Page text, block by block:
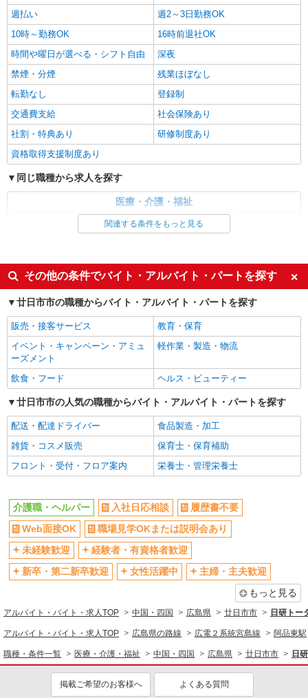
広島県廿日市市 【最寄駅】広電阿品駅 ★マイ
カー・バイク通勤もOK！（規定あり）
キープ
派遣社員
株式会社kotrio /●HR-H-2078508
＼収入アップを全面サポート／小規模デイ
STAFF|資格支援制度あり
時給1350円〜1937円 ＜日払い有/週払い有/交
通費全支給(ガソリン代含む)＞
廿日市市
パート 派遣社員
看護助手（ナースエイド）
時給1,300円 ★週払いOK（規定あり） ※給与
幅は経験・能力による
広島県廿日市市 【最寄駅】地御前駅 ★マイカ
ー・バイク通勤もOK！（規定あり）
派遣社員
株式会社kotrio /●HR-H-2077238
毎日通うのが楽しみになる＊ホテルのような美
しいサ高住のSTAFF
時給1350円〜1937円 ＜日払い有/週払い有/交
通費全支給(ガソリン代含む)＞
キープ 詳細を見る
派遣社員
株式会社kotrio /●HR-H-1855874
宮内串戸＊障がい者通所施設スタッフ大募集！
時給1450円〜1937円 ＜日払い有/週払い有/交
通費全支給(ガソリン代含む)＞
廿日市市
キープ 詳細を見る
週払い
週2～3日勤務OK
10時～勤務OK
16時前退社OK
時間や曜日が選べる・シフト自由
深夜
禁煙・分煙
残業ほぼなし
転勤なし
登録制
交通費支給
社会保険あり
社割・特典あり
研修制度あり
資格取得支援制度あり
同じ職種から求人を探す
医療・介護・福祉
未経験歓迎
ミドル（40代～）活躍中
週2～3日勤務OK
深夜
交通費支給
社会保険あり
関連する条件をもっと見る
その他の条件でバイト・アルバイト・パートを探す
廿日市市の職種からバイト・アルバイト・パートを探す
販売・接客サービス
教育・保育
イベント・キャンペーン・アミュ
ーズメント
軽作業・製造・物流
飲食・フード ヘルス・ビューティー
廿日市市の人気の職種からバイト・アルバイト・パートを探す
配送・配達ドライバー
食品製造・加工
雑貨・コスメ販売
保育士・保育補助
フロント・受付・フロア案内
栄養士・管理栄養士
介護職・ヘルパー 入社日応相談
履歴書不要
Web面接OK
職場見学OKまたは説明会あり
未経験歓迎
経験者・有資格者歓迎
新卒・第二新卒歓迎
女性活躍中
主婦・主夫歓迎
もっと見る
アルバイト・バイト・求人TOP 中国・四国 広島県 廿日市市 日研トー
アルバイト・バイト・求人TOP 広島県の路線 広電２系統宮島線 阿品東駅
職種・条件一覧 医療・介護・福祉 中国・四国 広島県 廿日市市 日
掲載ご希望のお客様へ よくある質問